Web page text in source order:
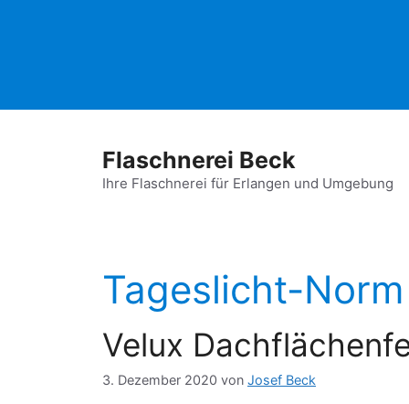
Flaschnerei Beck
Ihre Flaschnerei für Erlangen und Umgebung
Tageslicht-
Velux
3. Dezember 2020 von Josef Beck